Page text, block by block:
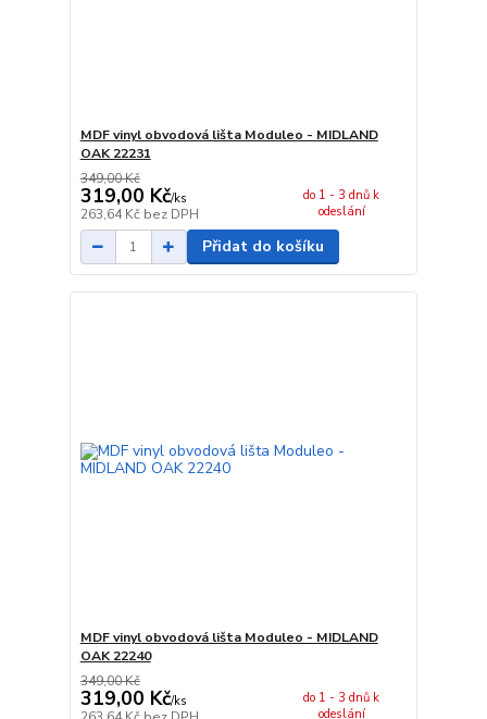
MDF vinyl obvodová lišta Moduleo - MIDLAND
OAK 22231
349,00 Kč
319,00 Kč/ks
263,64 Kč bez DPH
do 1 - 3 dnů k
odeslání
Přidat do košíku
MDF vinyl obvodová lišta Moduleo - MIDLAND
OAK 22240
349,00 Kč
319,00 Kč/ks
do 1 - 3 dnů k
odeslání